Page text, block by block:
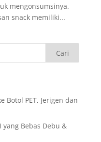
mengonsumsinya.
snack memiliki...
Cari
Botol PET, Jerigen dan
yang Bebas Debu &